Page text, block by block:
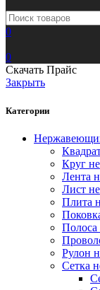
0
0
Скачать Прайс
Закрыть
Категории
Круг
Лента
Лист
Плита
Рулон
Сетка